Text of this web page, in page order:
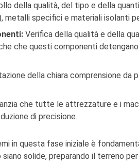
della qualità, del tipo e della
metalli specifici e materiali isolanti
Verifica della qualità e della
che questi componenti
della chiara comprensione
che tutte le attrezzature e i
di precisione.
in questa fase iniziale è
solide, preparando il terreno